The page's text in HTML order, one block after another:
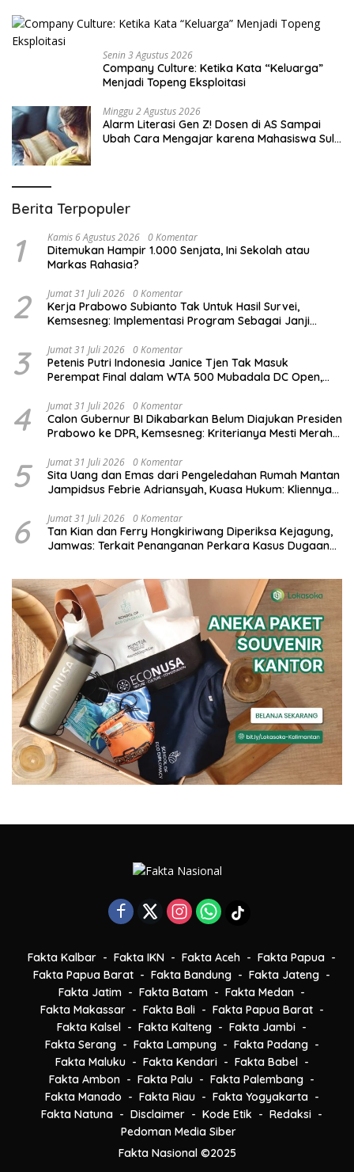
Sejarah
Senin 3 Agustus 2026
Company Culture: Ketika Kata “Keluarga”
Menjadi Topeng Eksploitasi
Minggu 2 Agustus 2026
Alarm Literasi Gen Z! Dosen di AS Sampai
Ubah Cara Mengajar karena Mahasiswa Sulit
Berita Terpopuler
1 Kamis 6 Agustus 2026 0 Komentar
Ditemukan Hampir 1.000 Senjata, Ini Sekolah atau
Markas Rahasia?
2 Jumat 31 Juli 2026 0 Komentar
Kerja Prabowo Subianto Tak Untuk Hasil Survei,
Kemsesneg: Implementasi Program Sebagai Janji
3 Jumat 31 Juli 2026 0 Komentar
Petenis Putri Indonesia Janice Tjen Tak Masuk
Perempat Final dalam WTA 500 Mubadala DC Open,
4 Jumat 31 Juli 2026 0 Komentar
Calon Gubernur BI Dikabarkan Belum Diajukan Presiden
Prabowo ke DPR, Kemsesneg: Kriterianya Mesti Merah
5 Jumat 31 Juli 2026 0 Komentar
Sita Uang dan Emas dari Pengeledahan Rumah Mantan
Jampidsus Febrie Adriansyah, Kuasa Hukum: Kliennya
6 Jumat 31 Juli 2026 0 Komentar
Tan Kian dan Ferry Hongkiriwang Diperiksa Kejagung,
Jamwas: Terkait Penanganan Perkara Kasus Dugaan
Fakta Kalbar Fakta IKN Fakta Aceh
Fakta Papua
Fakta Papua Barat
Fakta Bandung
Fakta Jateng
Fakta Jatim
Fakta Batam
Fakta Medan
Fakta Makassar
Fakta Bali
Fakta Papua Barat
Fakta Kalsel
Fakta Kalteng
Fakta Jambi
Fakta Serang
Fakta Lampung
Fakta Padang
Fakta Maluku
Fakta Kendari
Fakta Babel
Fakta Ambon
Fakta Palu
Fakta Palembang
Fakta Manado
Fakta Riau
Fakta Yogyakarta
Fakta Natuna
Disclaimer Kode Etik
Redaksi
Pedoman Media Siber
Fakta Nasional ©2025